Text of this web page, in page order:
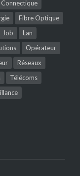
Connectique
Fibre Optique
Job
Lan
Opérateur
Réseaux
Télécoms